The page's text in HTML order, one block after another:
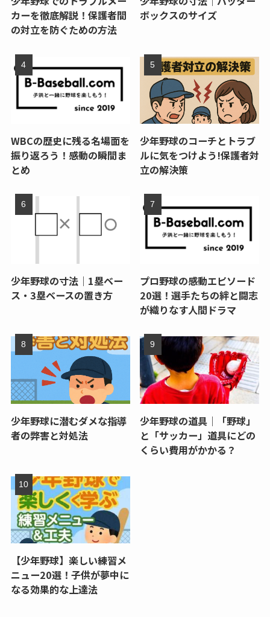
カーを徹底解説！保護者間
の対立を防ぐための方法
ボックスのサイズ
WBCの歴史に残る名場面を
振り返ろう！感動の瞬間ま
とめ
少年野球のコーチとトラブ
ルに気をつけよう!保護者対
立の解決策
少年野球の寸法｜1塁ベー
ス・3塁ベースの置き方
プロ野球の感動エピソード
20選！選手たちの絆と闘志
が織りなす人間ドラマ
少年野球に潜むダメな指導
者の弊害と対処法
少年野球の道具｜「野球」
と「サッカー」道具にどの
くらい費用がかかる？
【少年野球】楽しい練習メ
ニュー20選！子供が夢中に
なる効果的な上達法